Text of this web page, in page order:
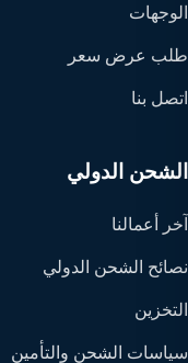
الوجهات
طلب عرض سعر
اتصل بنا
الشحن الدولي
آخر أعمالنا
نصائح الشحن الدولي
التخزين
سياسات الشحن والتأمين